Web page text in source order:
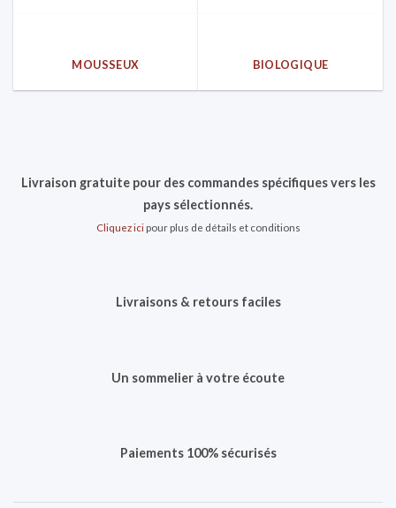
MOUSSEUX BIOLOGIQUE
Livraison gratuite pour des commandes spécifiques vers les
pays sélectionnés.
Cliquez icipour plus de détails et conditions
Livraisons & retours faciles
Un sommelier à votre écoute
Paiements 100% sécurisés